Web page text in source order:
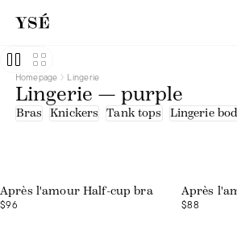
Homepage Lingerie
Lingerie — purple
Bras Knickers Tank tops Lingerie
Après l'amour Half-cup bra
$96
Après
$88